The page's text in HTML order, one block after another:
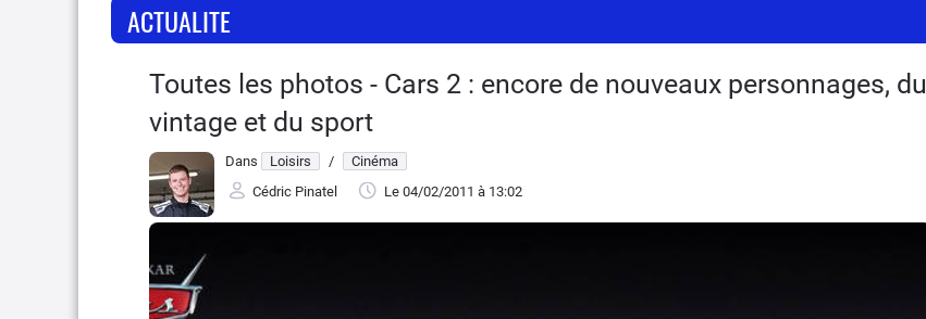
ACTUALITE
Toutes les photos - Cars 2 : encore de nouveaux personnages, du
vintage et du sport
Dans Loisirs /
Cinéma
Cédric Pinatel
Le 04/02/2011 à 13:02